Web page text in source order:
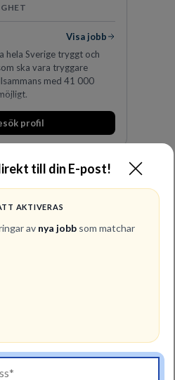
till din E-post!
AKTIVERAS
av nya jobb som matchar
Visa jobb
hela Sverige tryggt och
ska vara tryggare
med 41 000
profil
AB
och
förstahandsvalet som
och rådgivare för